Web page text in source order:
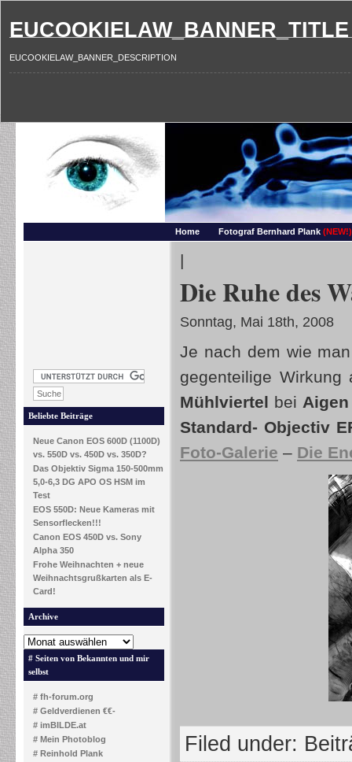
EUCOOKIELAW_BANNER_TITLE
EUCOOKIELAW_BANNER_DESCRIPTION
Home Fotograf Bernhard Plank (NEW!)
Beliebte Beiträge
Neue Canon EOS 600D (1100D)
vs. 550D vs. 450D vs. 350D?
Das Objektiv Sigma 150-500mm
5,0-6,3 DG APO OS HSM im
Test
EOS 550D: Neue Kameras mit
Sensorflecken!!!
Canon EOS 450D vs. Sony
Alpha 350
Frohe Weihnachten + neue
Weihnachtsgrußkarten als E-
Card!
Archive
# Seiten von Bekannten und mir
selbst
# fh-forum.org
# Geldverdienen €€-
# imBILDE.at
# Mein Photoblog
# Reinhold Plank
|
Die Ruhe des
Sonntag, Mai 18th, 2008
Je nach dem wie
gegenteilige
Mühlviertel bei
Standard- Objectiv
Foto-Galerie – Die
Filed under: